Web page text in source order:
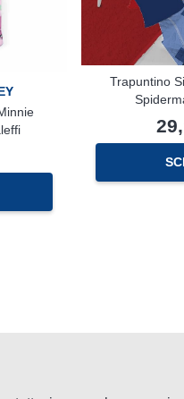
Trapuntino